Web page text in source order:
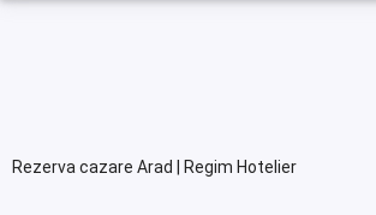
Rezerva cazare Arad | Regim Hotelier